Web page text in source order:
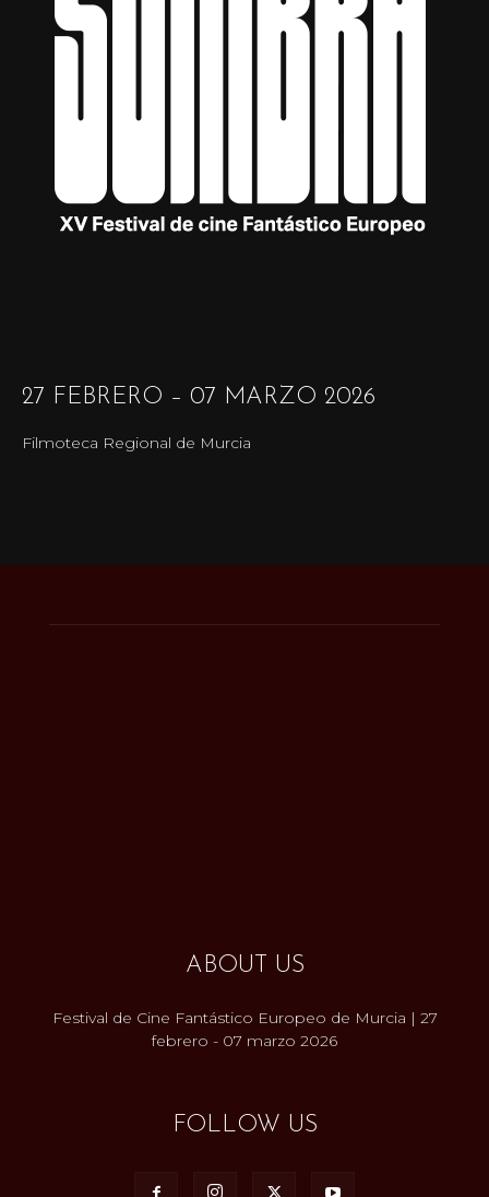
27 FEBRERO – 07 MARZO 2026
Filmoteca Regional de Murcia
ABOUT US
Festival de Cine Fantástico Europeo de Murcia | 27
febrero - 07 marzo 2026
FOLLOW US